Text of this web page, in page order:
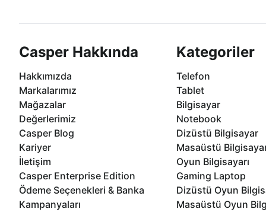
Casper Hakkında
Hakkımızda
Markalarımız
Mağazalar
Değerlerimiz
Casper Blog
Kariyer
İletişim
Casper Enterprise Edition
Ödeme Seçenekleri & Banka
Kampanyaları
Kategoriler
Telefon
Tablet
Bilgisayar
Notebook
Dizüstü Bilgisayar
Masaüstü
Oyun Bilgisayarı
Gaming Laptop
Dizüstü Oyun
Masaüstü Oyun